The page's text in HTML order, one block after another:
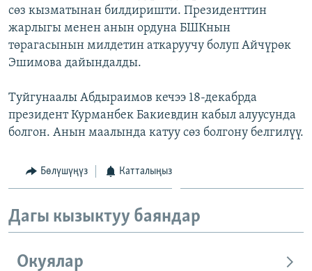
АЗАТТЫК+
ЫҢГАЙСЫЗ СУРООЛОР
сөз кызматынан билдиришти. Президенттин
жарлыгы менен анын ордуна БШКнын
төрагасынын милдетин аткаруучу болуп Айчүрөк
Эшимова дайындалды.
Туйгунаалы Абдыраимов кечээ 18-декабрда
президент Курманбек Бакиевдин кабыл алуусунда
болгон. Анын маалында катуу сөз болгону белгилүү.
Бөлүшүңүз Катталыңыз
Дагы кызыктуу баяндар
Окуялар